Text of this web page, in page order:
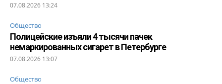
07.08.2026 13:24
Общество
Полицейские изъяли 4 тысячи пачек
немаркированных сигарет в Петербурге
07.08.2026 13:07
Общество